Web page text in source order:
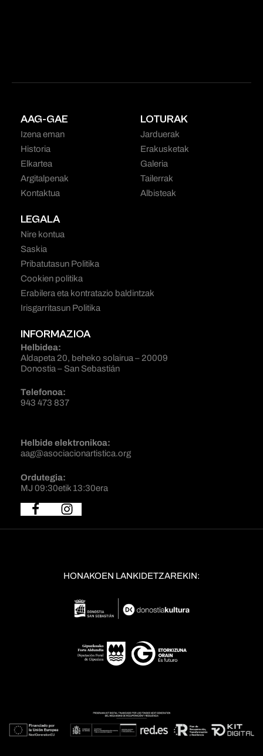
AAG-GAE
Izena eman
Historia
Elkartea
Argitalpenak
Kontaktua
LOTURAK
Jarduerak
Erakusketak
Galeria
Tailerrak
Albisteak
LEGALA
Nire kontua
Saskia
Pribatutasun Politika
Cookien politika
Erabilera eta kontratazio baldintzak
Irisgarritasun Politika
INFORMAZIOA
Helbidea:
Aldapeta 20, beheko solairua – 20009
Donostia – San Sebastián
Telefonoa:
943 473 837
Helbide elektronikoa:
aag@asociacionartistica.org
Ordutegia:
MJ 09:30etik 13:30era
HONAKOEN LANKIDETZAREKIN: